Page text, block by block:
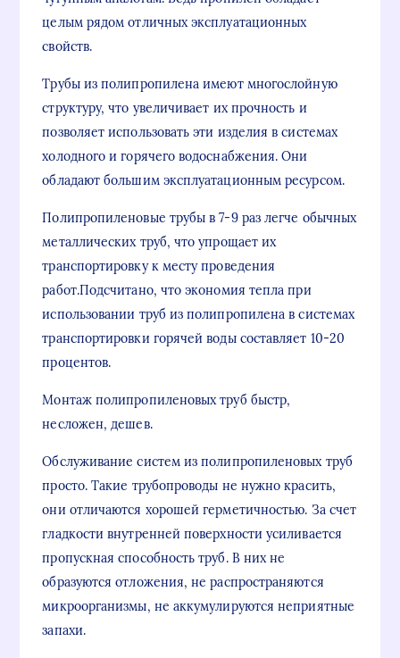
целым рядом отличных эксплуатационных
свойств.
Трубы из полипропилена имеют многослойную
структуру, что увеличивает их прочность и
позволяет использовать эти изделия в системах
холодного и горячего водоснабжения. Они
обладают большим эксплуатационным ресурсом.
Полипропиленовые трубы в 7-9 раз легче обычных
металлических труб, что упрощает их
транспортировку к месту проведения
работ.Подсчитано, что экономия тепла при
использовании труб из полипропилена в системах
транспортировки горячей воды составляет 10-20
процентов.
Монтаж полипропиленовых труб быстр,
несложен, дешев.
Обслуживание систем из полипропиленовых труб
просто. Такие трубопроводы не нужно красить,
они отличаются хорошей герметичностью. За счет
гладкости внутренней поверхности усиливается
пропускная способность труб. В них не
образуются отложения, не распространяются
микроорганизмы, не аккумулируются неприятные
запахи.